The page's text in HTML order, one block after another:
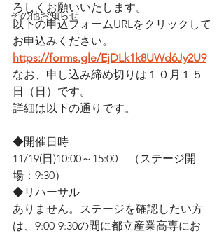
その他お知らせ
ろしくお願いいたします。
以下の申込フォームURLをクリックして
お申込みください。
https://forms.gle/EjDLk1k8UWd6Jy2U9
なお、申し込み締め切りは１０月１５
日（日）です。
詳細は以下の通りです。
◆開催日時
11/19(日)10:00～15:00　（ステージ開
場：9:30）
◆リハーサル
ありません。ステージを確認したい方
は、9:00-9:30の間に都立産業高専にお